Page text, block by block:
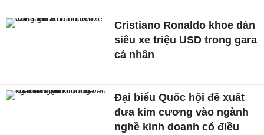
Cristiano Ronaldo khoe dàn
siêu xe triệu USD trong gara
cá nhân
Đại biểu Quốc hội đề xuất
đưa kim cương vào ngành
nghề kinh doanh có điều